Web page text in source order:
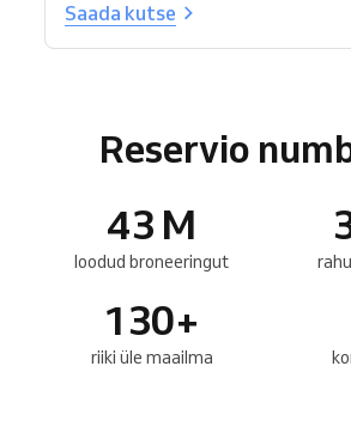
Saada kutse
Reservio
43 M
loodud broneeringut
130+
riiki üle maailma